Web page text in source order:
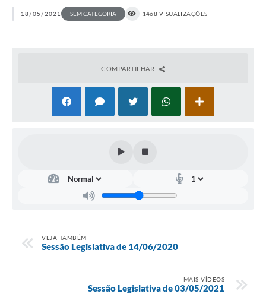
18/05/2021 SEM CATEGORIA 1468 VISUALIZAÇÕES
COMPARTILHAR
VEJA TAMBÉM
Sessão Legislativa de 14/06/2020
MAIS VÍDEOS
Sessão Legislativa de 03/05/2021